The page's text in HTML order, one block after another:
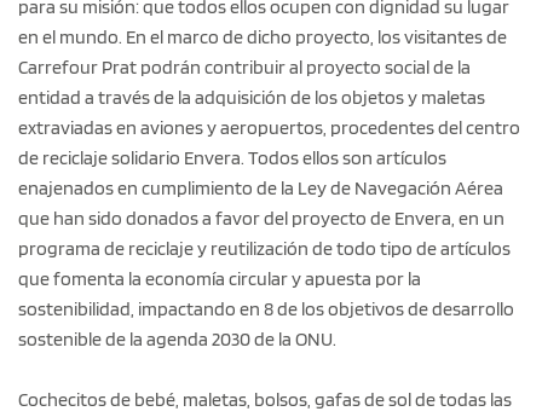
para su misión: que todos ellos ocupen con dignidad su lugar
en el mundo. En el marco de dicho proyecto, los visitantes de
Carrefour Prat podrán contribuir al proyecto social de la
entidad a través de la adquisición de los objetos y maletas
extraviadas en aviones y aeropuertos, procedentes del centro
de reciclaje solidario Envera. Todos ellos son artículos
enajenados en cumplimiento de la Ley de Navegación Aérea
que han sido donados a favor del proyecto de Envera, en un
programa de reciclaje y reutilización de todo tipo de artículos
que fomenta la economía circular y apuesta por la
sostenibilidad, impactando en 8 de los objetivos de desarrollo
sostenible de la agenda 2030 de la ONU.
Cochecitos de bebé, maletas, bolsos, gafas de sol de todas las